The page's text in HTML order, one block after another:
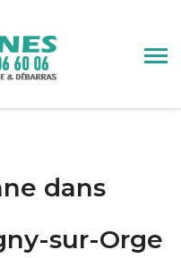
dans
sur-Orge